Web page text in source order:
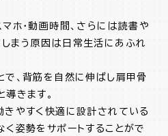
ホ・動画時間、さらには読書や
まう原因は日常生活にあふれ
で、背筋を自然に伸ばし肩甲骨
きます。
きやすく快適に設計されている
く姿勢をサポートすることがで